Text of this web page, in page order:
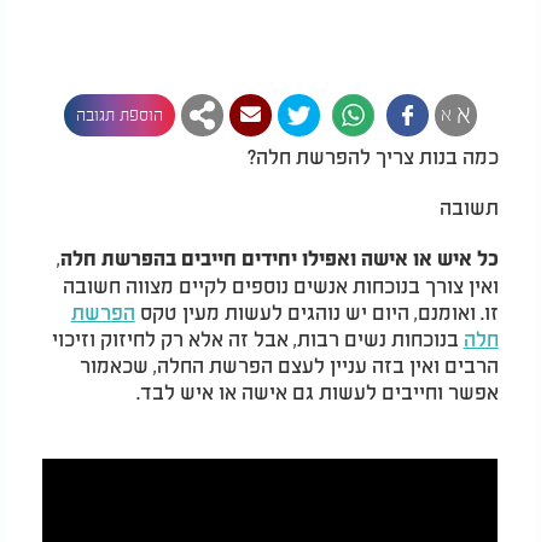
א א הוספת תגובה
כמה בנות צריך להפרשת חלה?
תשובה
כל איש או אישה ואפילו יחידים חייבים בהפרשת חלה,
ואין צורך בנוכחות אנשים נוספים לקיים מצווה חשובה
זו. ואומנם, היום יש נוהגים לעשות מעין טקס הפרשת
חלה בנוכחות נשים רבות, אבל זה אלא רק לחיזוק וזיכוי
הרבים ואין בזה עניין לעצם הפרשת החלה, שכאמור
אפשר וחייבים לעשות גם אישה או איש לבד.